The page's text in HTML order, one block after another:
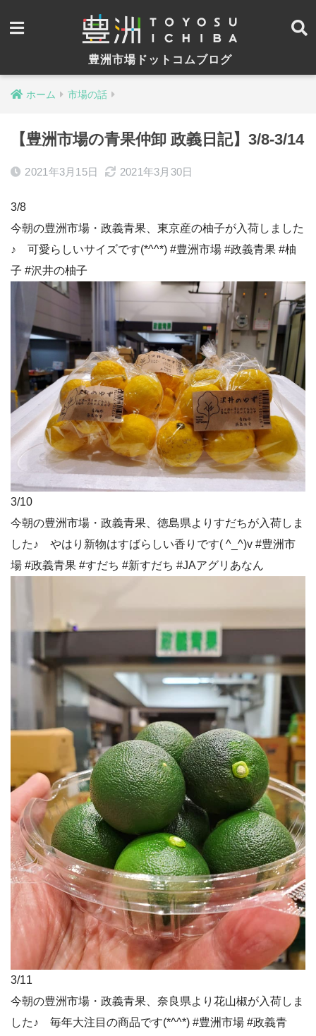
豊洲市場ドットコムブログ
ホーム 市場の話
【豊洲市場の青果仲卸 政義日記】3/8-3/14
2021年3月15日 2021年3月30日
3/8
今朝の豊洲市場・政義青果、東京産の柚子が入荷しました
♪ 可愛らしいサイズです(*^^*) #豊洲市場 #政義青果 #柚
子 #沢井の柚子
3/10
今朝の豊洲市場・政義青果、徳島県よりすだちが入荷しま
した♪ やはり新物はすばらしい香りです( ^_^)v #豊洲市
場 #政義青果 #すだち #新すだち #JAアグリあなん
3/11
今朝の豊洲市場・政義青果、奈良県より花山椒が入荷しま
した♪ 毎年大注目の商品です(*^^*) #豊洲市場 #政義青